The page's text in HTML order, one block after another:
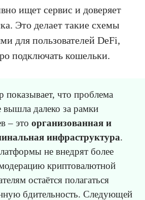
ищет сервис и доверяет
Это делает такие схемы
для пользователей DeFi,
подключать кошельки.
показывает, что проблема
далеко за рамки
– это организованная и
инфраструктура.
не внедрят более
криптовалютной
остаётся полагаться
бдительность. Следующей